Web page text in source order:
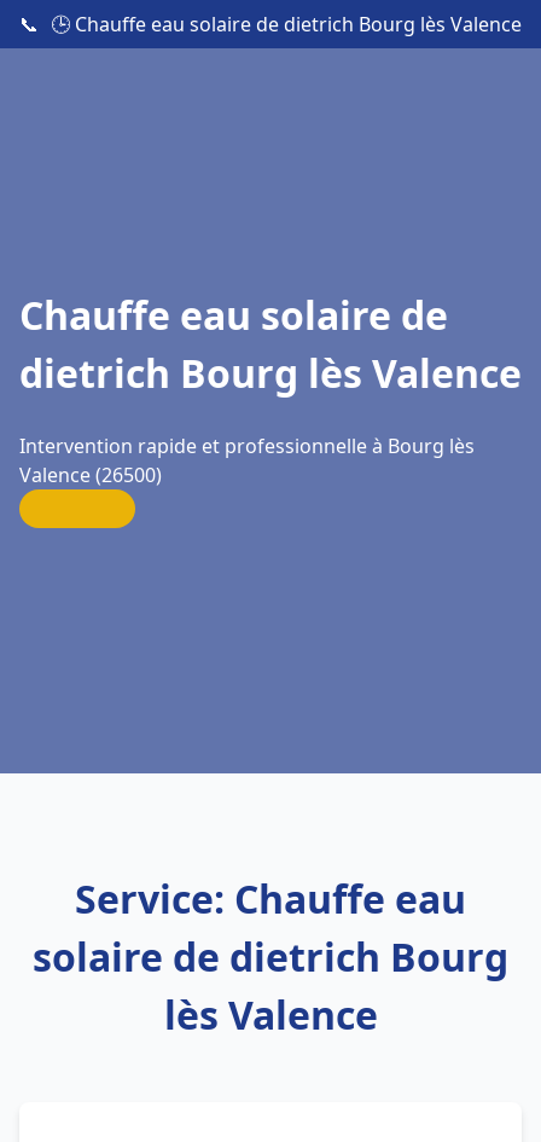
📞 🕒 Chauffe eau solaire de dietrich Bourg lès Valence
Chauffe eau solaire de
dietrich Bourg lès Valence
Intervention rapide et professionnelle à Bourg lès
Valence (26500)
Service: Chauffe eau
solaire de dietrich Bourg
lès Valence